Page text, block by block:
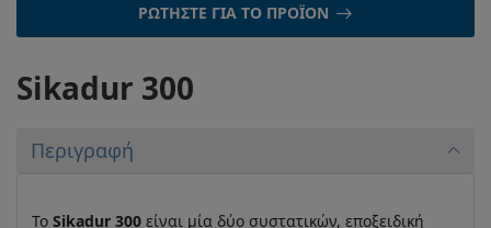
ΡΩΤΉΣΤΕ ΓΙΑ ΤΟ ΠΡΟΪΌΝ
Sikadur 300
Περιγραφή
Το Sikadur 300 είναι μία δύο συστατικών, εποξειδική